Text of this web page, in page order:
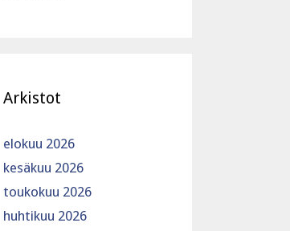
Arkistot
elokuu 2026
kesäkuu 2026
toukokuu 2026
huhtikuu 2026